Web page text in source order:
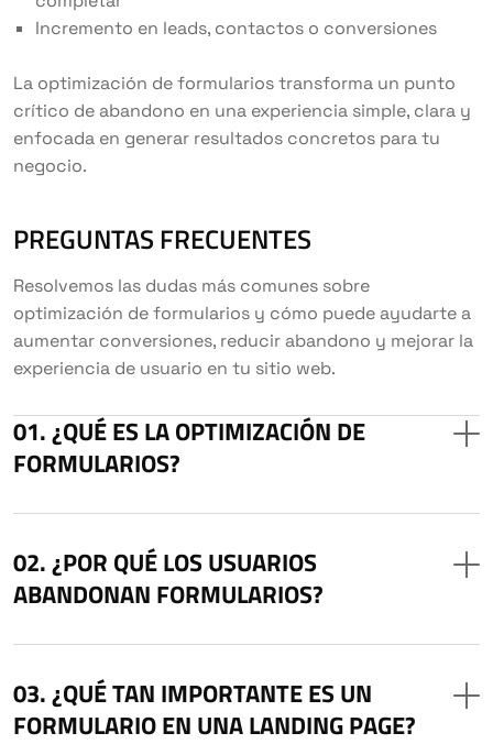
Incremento en leads, contactos o conversiones
La optimización de formularios transforma un punto
crítico de abandono en una experiencia simple, clara y
enfocada en generar resultados concretos para tu
negocio.
PREGUNTAS FRECUENTES
Resolvemos las dudas más comunes sobre
optimización de formularios y cómo puede ayudarte a
aumentar conversiones, reducir abandono y mejorar la
experiencia de usuario en tu sitio web.
¿QUÉ ES LA OPTIMIZACIÓN DE
FORMULARIOS?
¿POR QUÉ LOS USUARIOS
ABANDONAN FORMULARIOS?
¿QUÉ TAN IMPORTANTE ES UN
FORMULARIO EN UNA LANDING PAGE?